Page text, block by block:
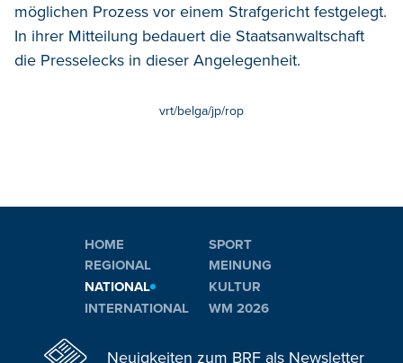
möglichen Prozess vor einem Strafgericht festgelegt.
In ihrer Mitteilung bedauert die Staatsanwaltschaft
die Presselecks in dieser Angelegenheit.
vrt/belga/jp/rop
HOME
REGIONAL
NATIONAL
INTERNATIONAL
SPORT
MEINUNG
KULTUR
WM 2026
Neuigkeiten zum BRF als Newsletter